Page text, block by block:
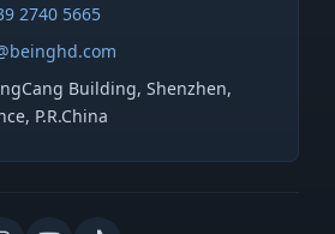
2740 5665
Building, Shenzhen,
P.R.China